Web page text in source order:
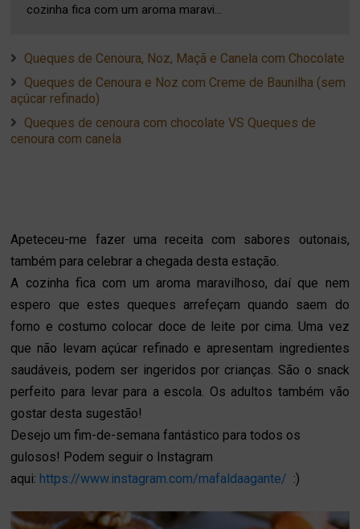
cozinha fica com um aroma maravi...
Queques de Cenoura, Noz, Maçã e Canela com Chocolate
Queques de Cenoura e Noz com Creme de Baunilha (sem
açúcar refinado)
Queques de cenoura com chocolate VS Queques de
cenoura com canela
Apeteceu-me fazer uma receita com sabores outonais,
também para celebrar a chegada desta estação.
A cozinha fica com um aroma maravilhoso, daí que nem
espero que estes queques arrefeçam quando saem do
forno e costumo colocar doce de leite por cima. Uma vez
que não levam açúcar refinado e apresentam ingredientes
saudáveis, podem ser ingeridos por crianças. São o snack
perfeito para levar para a escola. Os adultos também vão
gostar desta sugestão!
Desejo um fim-de-semana fantástico para todos os
gulosos! Podem seguir o Instagram
aqui:https://www.instagram.com/mafaldaagante/ :)